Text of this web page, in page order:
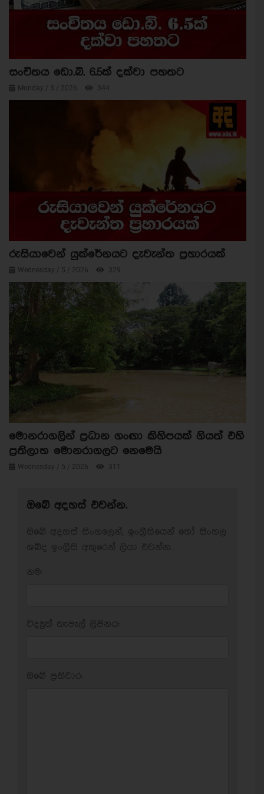
සංචිතය ඩො.බි. 6.5ක් දක්වා පහතට
Monday / 3 / 2026 344
රුසියාවෙන් යුක්රේනයට දැවැන්ත ප්‍රහාරයක්
Wednesday / 5 / 2026 329
මොනරාගලින් ප්‍රධාන ගංඟා කිහිපයක් ගියත් එහි
ප්‍රතිලාභ මොනරාගලට නෙමෙයි
Wednesday / 5 / 2026 311
ඔබේ අදහස් එවන්න.